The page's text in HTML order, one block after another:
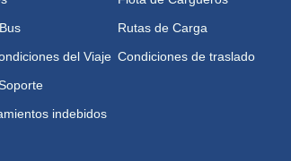
del Viaje
indebidos
Rutas de Carga
Condiciones de traslado